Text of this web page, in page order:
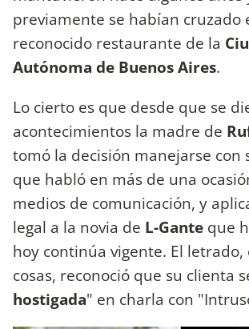
previamente se habían cruzado
reconocido restaurante de la
Autónoma de Buenos Aires.
Lo cierto es que desde que se
acontecimientos la madre de
tomó la decisión manejarse con
que habló en más de una
medios de comunicación, y
legal a la novia de L-Gante que
hoy continúa vigente. El
cosas, reconoció que su clienta
hostigada" en charla con